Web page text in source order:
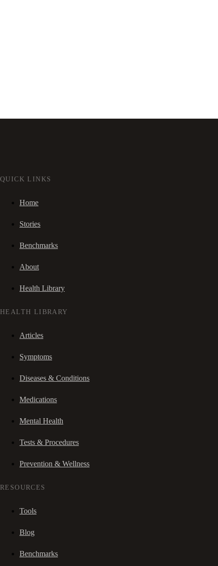
QUICK LINKS
Home
Stories
Benchmarks
About
Health Library
HEALTH LIBRARY
Articles
Symptoms
Diseases & Conditions
Medications
Mental Health
Tests & Procedures
Prevention & Wellness
RESOURCES
Tools
Blog
Benchmarks